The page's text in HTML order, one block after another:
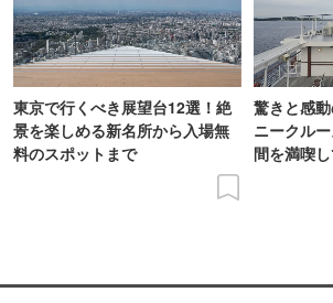
東京で行くべき展望台12選！絶
景を楽しめる新名所から入場無
料のスポットまで
驚きと感
ニークル
間を満喫